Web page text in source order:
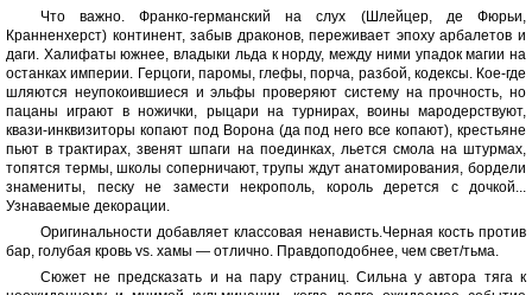
Что важно. Франко-германский на слух (Шлейцер, де Фюрьи,
Кранненхерст) континент, забыв драконов, переживает эпоху арбалетов и
даги. Халифаты южнее, владыки льда к норду, между ними упадок магии на
останках империи. Герцоги, паромы, глефы, порча, разбой, кодексы. Кое-где
шляются неупокоившиеся и эльфы проверяют систему на прочность, но
пацаны играют в ножички, рыцари на турнирах, воины мародерствуют,
квази-инквизиторы копают под Ворона (да под него все копают), крестьяне
пьют в трактирах, звенят шпаги на поединках, льется смола на штурмах,
топятся термы, школы соперничают, трупы ждут анатомирования, бордели
знамениты, песку не замести некрополь, король дерется с дочкой...
Узнаваемые декорации.
Оригинальности добавляет классовая ненависть.Черная кость против
бар, голубая кровь vs. хамы — отлично. Правдоподобнее, чем свет/тьма.
Сюжет не предсказать и на пару страниц. Сильна у автора тяга к